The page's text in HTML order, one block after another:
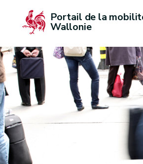
Portail de la
Wallonie